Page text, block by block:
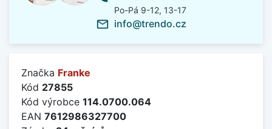
Po-Pá 9-12, 13-17
mail_outline info@trendo.cz
Značka Franke
Kód 27855
Kód výrobce 114.0700.064
EAN 7612986327700